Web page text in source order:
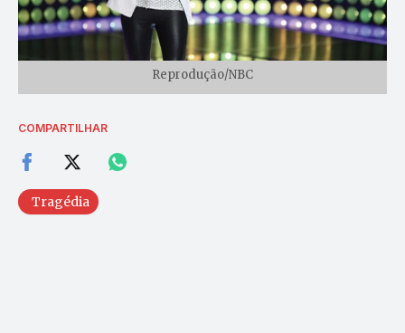
Reprodução/NBC
COMPARTILHAR
Tragédia